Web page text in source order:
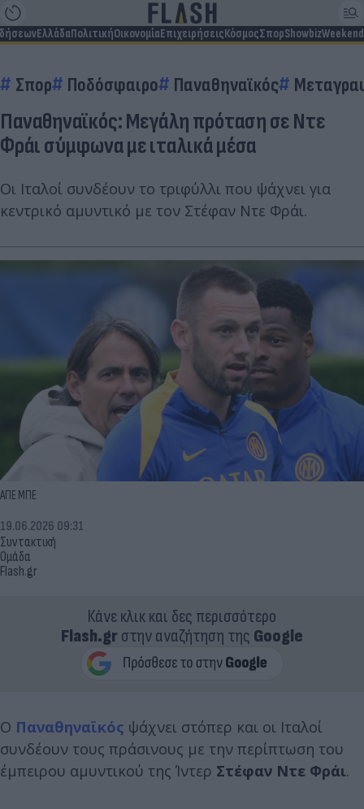
ΕλλάδαΠολιτικήΟικονομίαΕπιχειρήσειςΚόσμοςΣπορShowbizWeekend
Σπορ Ποδόσφαιρο Παναθηναϊκός
Παναθηναϊκός: Μεγάλη πρόταση σε Ντε
Φράι σύμφωνα με ιταλικά μέσα
Οι Ιταλοί συνδέουν το τριφύλλι που ψάχνει για
κεντρικό αμυντικό με τον Στέφαν Ντε Φράι.
ΑΠΕ ΜΠΕ
Συντακτική
Ομάδα
Flash.gr
19.06.2026 09:31
Κάνε κλικ και δες περισσότερο
Flash.grστην αναζήτηση της Google
Ο Παναθηναϊκός ψάχνει στόπερ και οι Ιταλοί
συνδέουν τους πράσινους με την περίπτωση του
έμπειρου αμυντικού της Ίντερ Στέφαν Ντε Φράι.